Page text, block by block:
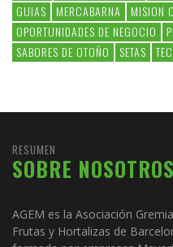
GUIAS
MERCABARNA MISION
OPORTUNIDADES DE NEGOCIO
SABORES DE OTOÑO
SETAS
RESUMEN
SOBRE NOSOTROS
AGEM es la Asociación
Frutas y Hortalizas de